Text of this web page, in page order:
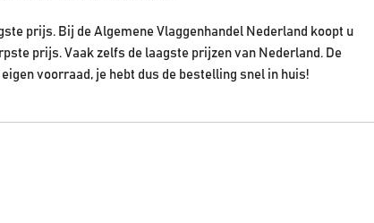
prijs. Bij de Algemene Vlaggenhandel Nederland koopt u
prijs. Vaak zelfs de laagste prijzen van Nederland. De
voorraad, je hebt dus de bestelling snel in huis!